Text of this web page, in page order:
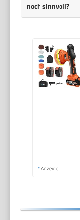
noch sinnvoll?
* Anzeige